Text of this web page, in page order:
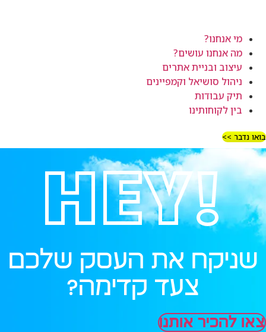
מי אנחנו?
מה אנחנו עושים?
עיצוב ובניית אתרים
ניהול סושיאל וקמפיינים
תיק עבודות
בין לקוחותינו
בואו נדבר >>
!HEY
שניקח את העסק שלכם
צעד קדימה?
צאו להכיר אותנו